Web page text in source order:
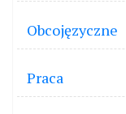
Obcojęzyczne
Praca